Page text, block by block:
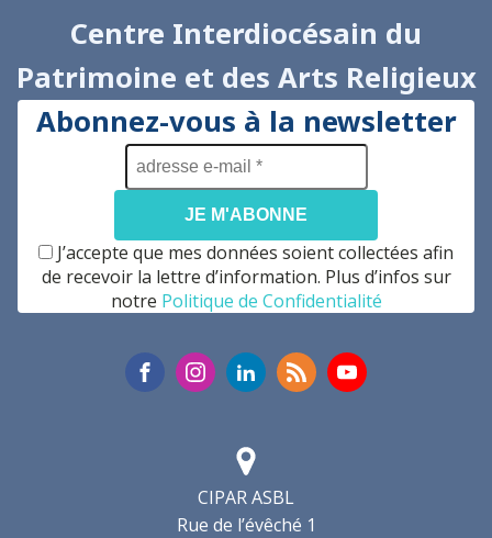
Centre Interdiocésain du
Patrimoine et des Arts Religieux
CIPAR ASBL
Rue de l’évêché 1
Abonnez-vous à la newsletter
adresse
e-
mail
*
J’accepte que mes données soient collectées afin
de recevoir la lettre d’information. Plus d’infos sur
notre Politique de Confidentialité